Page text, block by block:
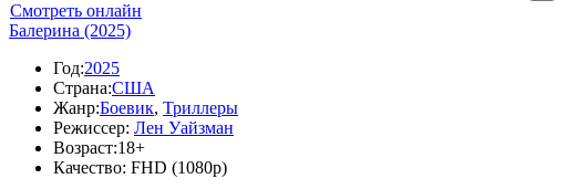
Смотреть онлайн
Балерина (2025)
Год:2025
Страна:США
Жанр:Боевик, Триллеры
Режиссер: Лен Уайзман
Возраст:18+
Качество: FHD (1080p)